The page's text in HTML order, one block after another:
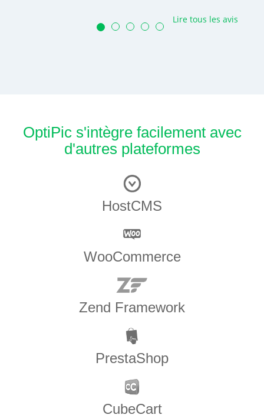
Lire tous les avis
OptiPic s'intègre facilement avec
d'autres plateformes
HostCMS
WooCommerce
Zend Framework
PrestaShop
CubeCart